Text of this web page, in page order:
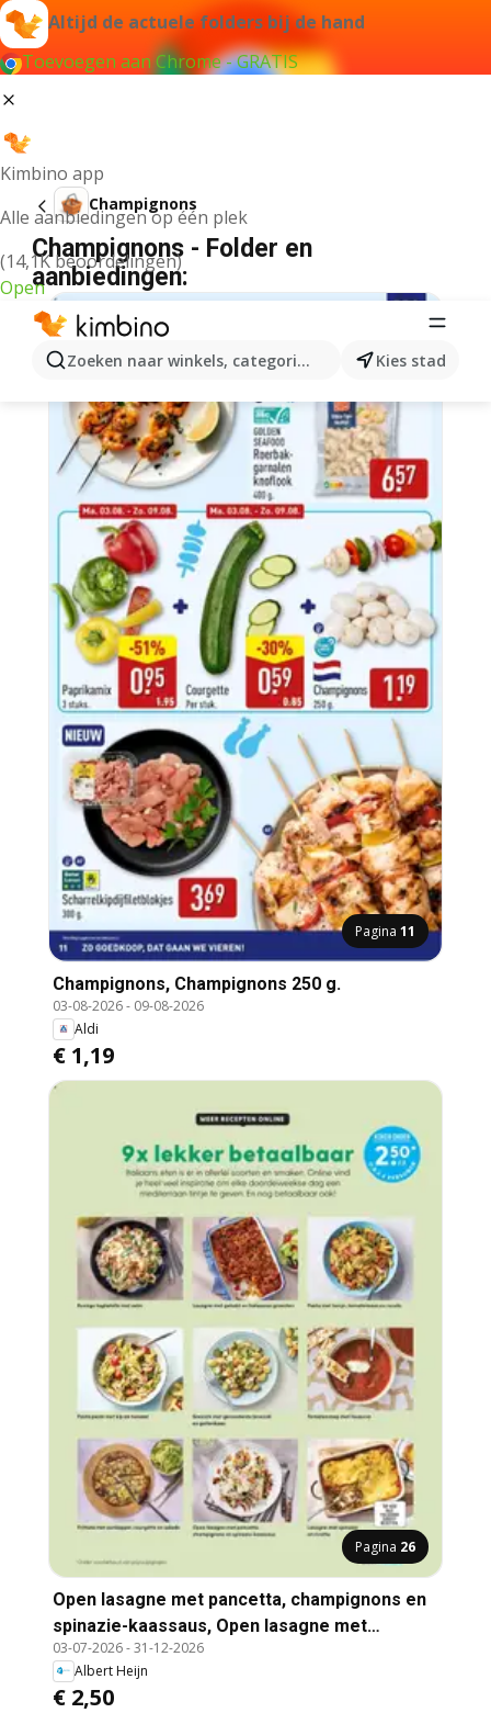
Altijd de actuele folders bij de hand
Toevoegen aan Chrome - GRATIS
Kimbino app
Alle aanbiedingen op één plek
(14,1K beoordelingen)
Open
Zoeken naar winkels, categorieën, producten...
Kies stad
Champignons
Champignons - Folder en
aanbiedingen:
Pagina 11
Champignons, Champignons 250 g.
03-08-2026- 09-08-2026
Aldi
€ 1,19
Pagina 26
Open lasagne met pancetta, champignons en
spinazie-kaassaus, Open lasagne met
pancetta, champignons en spinazie-kaassaus
03-07-2026-31-12-2026
Albert Heijn
€ 2,50